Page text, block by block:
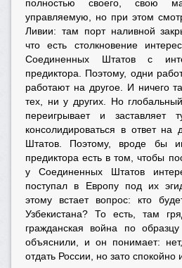
полностью своего, свою
управляемую, но при этом
Ливии: там порт наливной
что есть столкновение
Соединенных Штатов с
предиктора. Поэтому, одни
работают на другое. И ничего
тех, ни у других. Но
переигрывает и
консолидироваться в ответ на
Штатов. Поэтому, вроде бы
предиктора есть в том, чтобы
у Соединенных Штатов
поступал в Европу под их
этому встает вопрос: кто
Узбекистана? То есть, там
гражданская война по
объяснили, и он понимает:
отдать России, но зато спокойно